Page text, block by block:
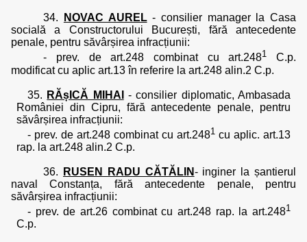
34. NOVAC AUREL- consilier manager la Casa
socială a Constructorului București, fără antecedente
penale, pentru săvârșirea infracțiunii:
- prev. de art.248 combinat cu art.2481 C.p.
modificat cu aplic art.13 în referire la art.248 alin.2 C.p.
35. RĂșICĂ MIHAI
- consilier diplomatic, Ambasada
României din Cipru, fără antecedente penale, pentru
săvârșirea infracțiunii:
- prev. de art.248 combinat cu art.2481 cu aplic. art.13
rap. la art.248 alin.2 C.p.
36. RUSEN RADU CĂTĂLIN- inginer la șantierul
naval Constanța, fără antecedente penale, pentru
săvârșirea infracțiunii:
- prev. de art.26 combinat cu art.248 rap. la art.2481
C.p.